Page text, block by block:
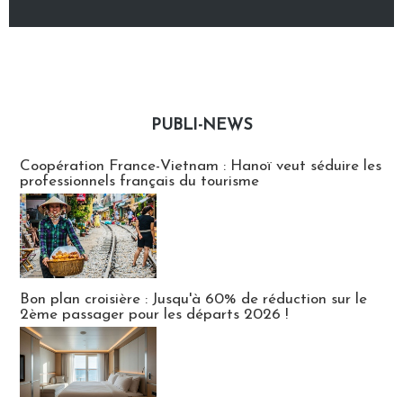
PUBLI-NEWS
Coopération France-Vietnam : Hanoï veut séduire les
professionnels français du tourisme
Bon plan croisière : Jusqu'à 60% de réduction sur le
2ème passager pour les départs 2026 !